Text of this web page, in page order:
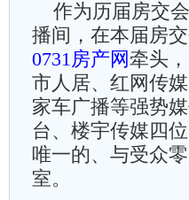
作为历届房交会
播间，在本届房
0731房产网牵头
市人居、红网传
家车广播等强势
台、楼宇传媒四
唯一的、与受众
室。